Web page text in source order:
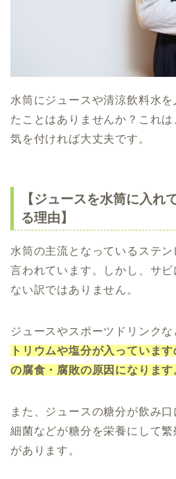
水筒にジュースや清涼飲料水
たことはありませんか？これ
気を付ければ大丈夫です。
【ジュースを水筒に入れ
る理由】
水筒の主流となっているステ
言われています。しかし、サ
ない訳ではありません。
ジュースやスポーツドリンク
トリウムや塩分が入っていま
の腐食・腐敗の原因になります
また、ジュースの糖分が飲み
細菌などが糖分を栄養にして
があります。